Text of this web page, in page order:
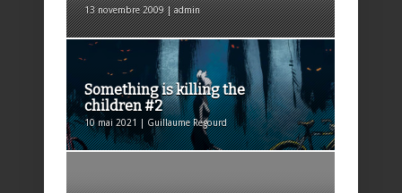
13 novembre 2009 | admin
Something is killing the
children #2
10 mai 2021 | Guillaume Regourd